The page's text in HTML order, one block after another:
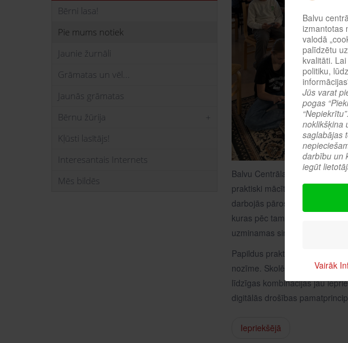
Bērni lasa!
Pie mums notiek
Jaunie žurnāli
Grāmatas un vēl...
Jaunās grāmatas
Bērnu žūrija
Kļūsti lasītājs!
Interesantais Internets
Mēs bildēs
Balvu Centrālajā bibliotēkā
praktiski mācīties veidot
darbojās pāros un paši
kuras pēc tam nodeva
uzminamas simbolu
Papildus praktiskajam
nozīme. Skolēniem tika
līdzīgas kombinācijas jau
digitālās drošības
Iepriekšējā
Balvu
izmantotas
valodā
palīdzētu
kvalitāti.
politiku,
Jūs varat
pogas
noklikšķina
saglabājas
darbību un
iegūt
Vairāk